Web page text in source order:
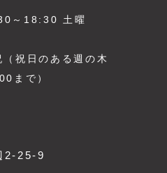
～18:30 土曜
祝日のある週の木
まで）
2-25-9